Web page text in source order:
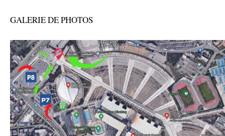
GALERIE DE PHOTOS